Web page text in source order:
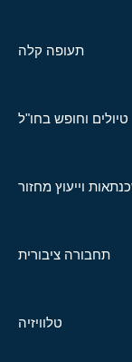
תעופה קלה
טיולים וחופש בחו"ל
וייעוץ מחזור
תחבורה ציבורית
טלוויזיה